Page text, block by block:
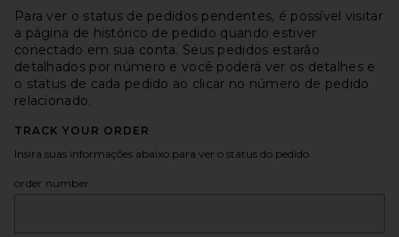
Para ver o status de pedidos pendentes, é possível visitar
a página de histórico de pedido quando estiver
conectado em sua conta. Seus pedidos estarão
detalhados por número e você poderá ver os detalhes e
o status de cada pedido ao clicar no número de pedido
relacionado.
TRACK YOUR ORDER
Insira suas informações abaixo para ver o status do pedido.
order number